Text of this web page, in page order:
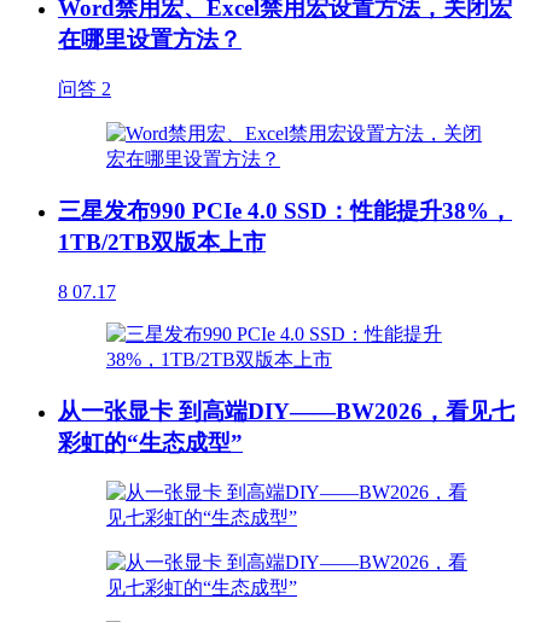
Word禁用宏、Excel禁用宏设置方法，关闭宏
在哪里设置方法？
问答 2
三星发布990 PCIe 4.0 SSD：性能提升38%，
1TB/2TB双版本上市
8 07.17
从一张显卡 到高端DIY——BW2026，看见七
彩虹的“生态成型”